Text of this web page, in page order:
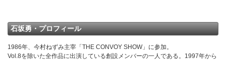
石坂勇・プロフィール
1986年、今村ねずみ主宰「THE CONVOY SHOW」に参加。
Vol.8を除いた全作品に出演している創設メンバーの一人である。1997年から